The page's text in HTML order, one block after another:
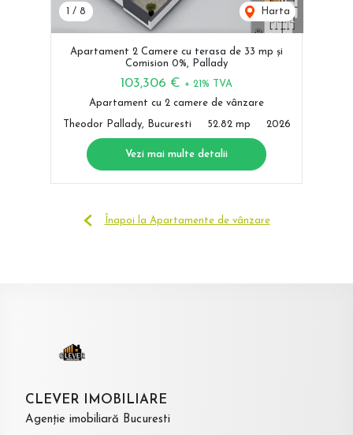
1 / 8 Harta
Apartament 2 Camere cu terasa de 33 mp și
Comision 0%, Pallady
103,306 € + 21% TVA
Apartament cu 2 camere de vânzare
Theodor Pallady, Bucuresti 52.82 mp 2026
Vezi mai multe detalii
Înapoi la Apartamente de vânzare
CLEVER IMOBILIARE
Agenție imobiliară Bucuresti